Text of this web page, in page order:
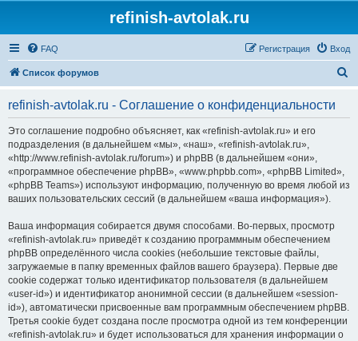
refinish-avtolak.ru
FAQ Вход
Регистрация
Список форумов
refinish-avtolak.ru - Соглашение о конфиденциальности
Это соглашение подробно объясняет, как «refinish-avtolak.ru» и его
подразделения (в дальнейшем «мы», «наш», «refinish-avtolak.ru»,
«http://www.refinish-avtolak.ru/forum») и phpBB (в дальнейшем «они»,
«программное обеспечение phpBB», «www.phpbb.com», «phpBB Limited»,
«phpBB Teams») используют информацию, полученную во время любой из
ваших пользовательских сессий (в дальнейшем «ваша информация»).
Ваша информация собирается двумя способами. Во-первых, просмотр
«refinish-avtolak.ru» приведёт к созданию программным обеспечением
phpBB определённого числа cookies (небольшие текстовые файлы,
загружаемые в папку временных файлов вашего браузера). Первые две
cookie содержат только идентификатор пользователя (в дальнейшем
«user-id») и идентификатор анонимной сессии (в дальнейшем «session-
id»), автоматически присвоенные вам программным обеспечением phpBB.
Третья cookie будет создана после просмотра одной из тем конференции
«refinish-avtolak.ru» и будет использоваться для хранения информации о